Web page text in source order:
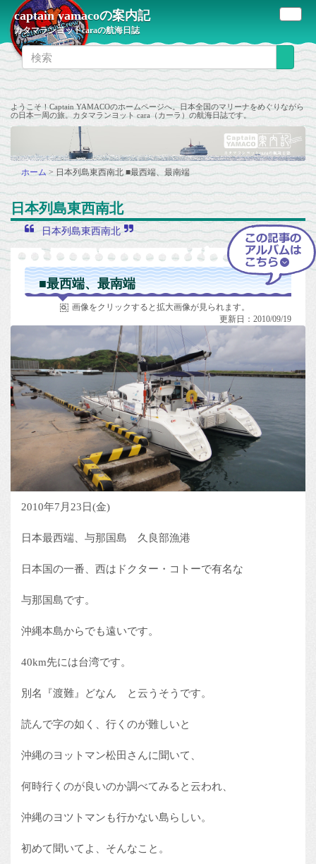
captain yamacoの案内記
カタマランヨットcaraの航海日誌
ようこそ！Captain YAMACOのホームページへ。日本全国のマリーナをめぐりながら
の日本一周の旅。カタマランヨット cara（カーラ）の航海日誌です。
ホーム > 日本列島東西南北■最西端、最南端
日本列島東西南北
日本列島東西南北
■最西端、最南端
画像をクリックすると拡大画像が見られます。
更新日：2010/09/19
2010年7月23日(金)
日本最西端、与那国島 久良部漁港
日本国の一番、西はドクター・コトーで有名な
与那国島です。
沖縄本島からでも遠いです。
40km先には台湾です。
別名『渡難』どなん と云うそうです。
読んで字の如く、行くのが難しいと
沖縄のヨットマン松田さんに聞いて、
何時行くのが良いのか調べてみると云われ、
沖縄のヨツトマンも行かない島らしい。
初めて聞いてよ、そんなこと。